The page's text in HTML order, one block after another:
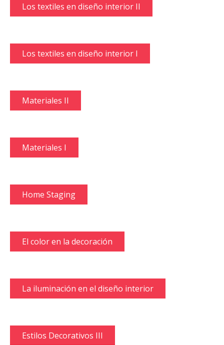
Los textiles en diseño interior II
Los textiles en diseño interior I
Materiales II
Materiales I
Home Staging
El color en la decoración
La iluminación en el diseño interior
Estilos Decorativos III